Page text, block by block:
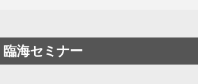
臨海セミナー